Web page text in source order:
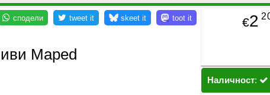
Maped
€2
Наличност: